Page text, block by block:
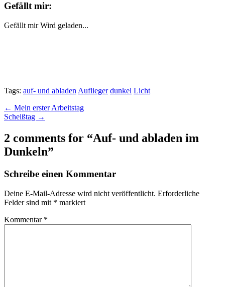
Gefällt mir:
Gefällt mir Wird geladen...
Tags: auf- und abladen Auflieger dunkel Licht
Post
navigation
← Mein erster Arbeitstag
Scheißtag →
2 comments for “Auf- und abladen im
Dunkeln”
Schreibe einen Kommentar
Deine E-Mail-Adresse wird nicht veröffentlicht. Erforderliche
Felder sind mit * markiert
Kommentar *